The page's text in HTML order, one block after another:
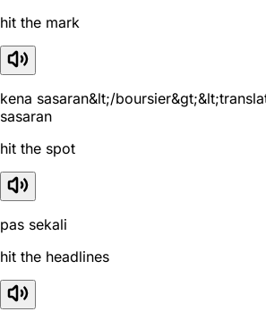
hit the mark
kena sasaran&lt;/
sasaran
hit the spot
pas sekali
hit the headlines